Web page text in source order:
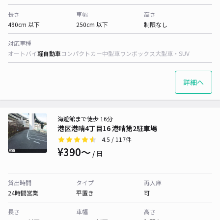
長さ
490cm 以下
車幅
250cm 以下
高さ
制限なし
対応車種
オートバイ軽自動車コンパクトカー中型車ワンボックス大型車・SUV
詳細へ
港区港晴4丁目16 港晴第2駐車場
海遊館まで徒歩 16分
4.5 / 117件
¥390〜 / 日
貸出時間
24時間営業
タイプ
平置き
再入庫
可
長さ
車幅
高さ